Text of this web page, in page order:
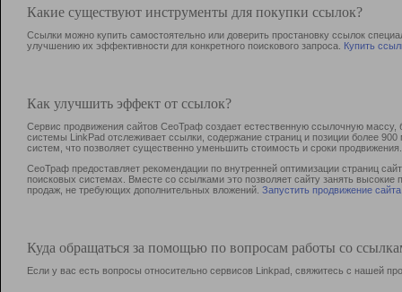
Какие существуют инструменты для покупки ссылок?
Ссылки можно купить самостоятельно или доверить простановку ссылок
улучшению их эффективности для конкретного поискового запроса. Купить
Как улучшить эффект от ссылок?
Сервис продвижения сайтов СеоТраф создает естественную ссылочную
системы LinkPad отслеживает ссылки, содержание страниц и позиции более
систем, что позволяет существенно уменьшить стоимость и сроки продвижения.
СеоТраф предоставляет рекомендации по внутренней оптимизации страниц
поисковых системах. Вместе со ссылками это позволяет сайту занять
продаж, не требующих дополнительных вложений. Запустить продвижение сайта
Куда обращаться за помощью по вопросам работы со
Если у вас есть вопросы относительно сервисов Linkpad, свяжитесь с нашей